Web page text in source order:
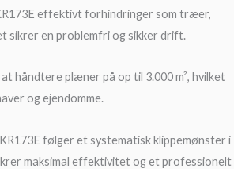
effektivt forhindringer som træer,
sikrer en problemfri og sikker drift.
håndtere plæner på op til 3.000 m², hvilket
og ejendomme.
følger et systematisk klippemønster i
maksimal effektivitet og et professionelt